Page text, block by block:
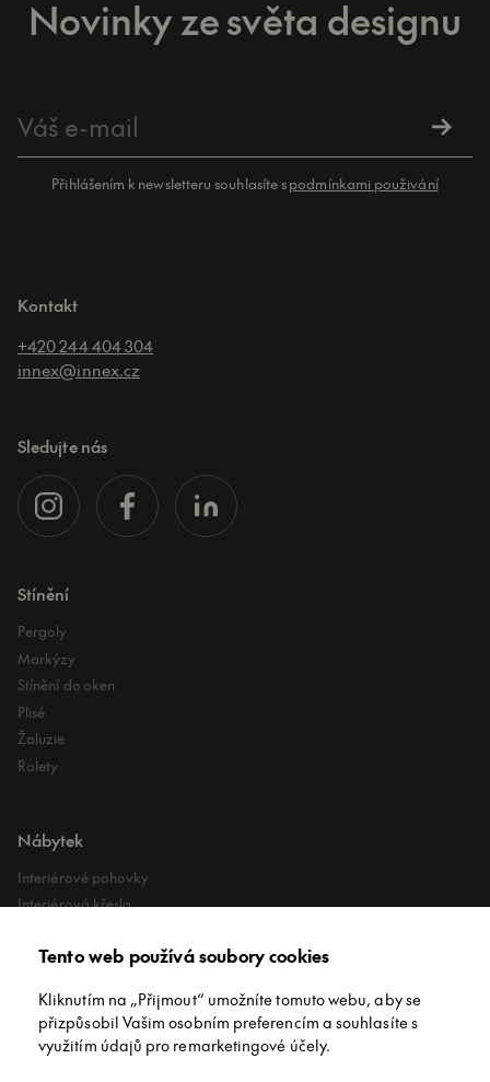
Novinky ze světa designu
Přihlášením k newsletteru souhlasíte spodmínkami použivání
Kontakt
+420 244 404 304
innex@innex.cz
Sledujte nás
Stínění
Pergoly
Markýzy
Stínění do oken
Plisé
Žaluzie
Rolety
Nábytek
Interiérové pohovky
Interiérová křesla
Lehátka
Exteriérové pufy
Tento web používá soubory cookies
Kliknutím na „Přijmout“ umožníte tomuto webu, aby se
přizpůsobil Vašim osobním preferencím a souhlasíte s
využitím údajů pro remarketingové účely.